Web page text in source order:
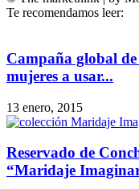
Te recomendamos leer:
Campaña global
mujeres a usar...
13 enero, 2015
Reservado de
“Maridaje